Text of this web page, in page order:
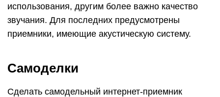
использования, другим более важно качество
звучания. Для последних предусмотрены
приемники, имеющие акустическую систему.
Самоделки
Сделать самодельный интернет-приемник